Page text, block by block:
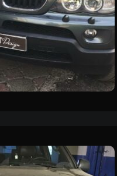
киев регулировка
автомобиля